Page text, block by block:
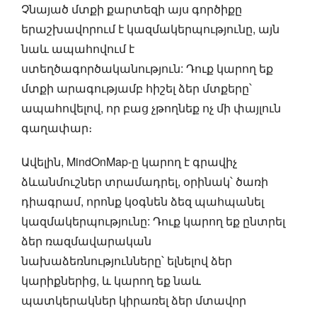
Չնայած մտքի քարտեզի այս գործիքը
երաշխավորում է կազմակերպությունը, այն
նաև ապահովում է
ստեղծագործականություն: Դուք կարող եք
մտքի արագությամբ հիշել ձեր մտքերը՝
ապահովելով, որ բաց չթողնեք ոչ մի փայլուն
գաղափար։
Ավելին, MindOnMap-ը կարող է գրավիչ
ձևանմուշներ տրամադրել, օրինակ՝ ծառի
դիագրամ, որոնք կօգնեն ձեզ պահպանել
կազմակերպությունը: Դուք կարող եք ընտրել
ձեր ռազմավարական
նախաձեռնությունները՝ ելնելով ձեր
կարիքներից, և կարող եք նաև
պատկերակներ կիրառել ձեր մտավոր